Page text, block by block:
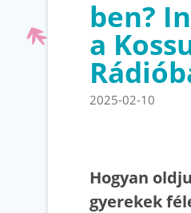
ben?
a
2025-02-10
Hogyan
gyerekek